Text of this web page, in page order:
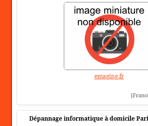
emaging.fr
Dépannage informatique à domicile